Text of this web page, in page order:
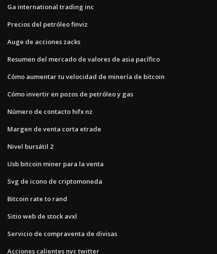
Ga international trading inc
Precios del petróleo finviz
Auge de acciones zacks
Resumen del mercado de valores de asia pacífico
Cómo aumentar tu velocidad de minería de bitcoin
Cómo invertir en pozos de petróleo y gas
Número de contacto hifx nz
Margen de venta corta etrade
Nivel bursátil 2
Usb bitcoin miner para la venta
Svg de icono de criptomoneda
Bitcoin rate to rand
Sitio web de stock avxl
Servicio de compraventa de divisas
Acciones calientes nyc twitter